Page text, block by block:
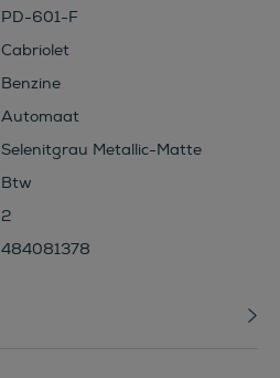
PD-601-F
Cabriolet
Benzine
Automaat
Selenitgrau Metallic-Matte
Btw
2
484081378